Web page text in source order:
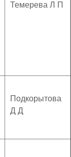
Темерева Л П
Подкорытова
Д Д